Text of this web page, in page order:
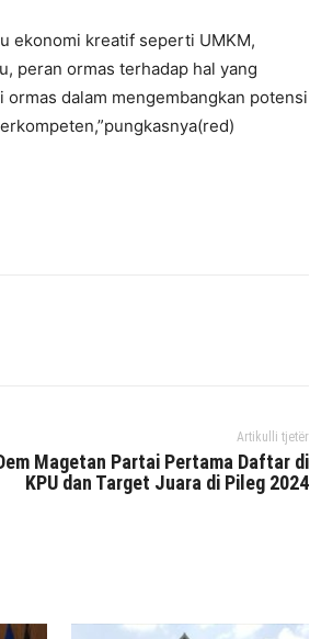
ekonomi kreatif seperti UMKM,
peran ormas terhadap hal yang
dalam mengembangkan potensi
Artikulli tjetër
Magetan Partai Pertama Daftar di
KPU dan Target Juara di Pileg 2024